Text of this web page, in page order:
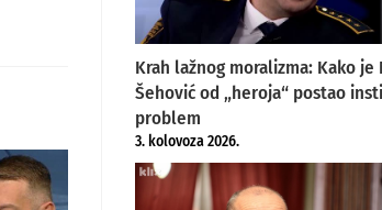
Krah lažnog moralizma: Kako je
Šehović od „heroja“ postao
problem
3. kolovoza 2026.